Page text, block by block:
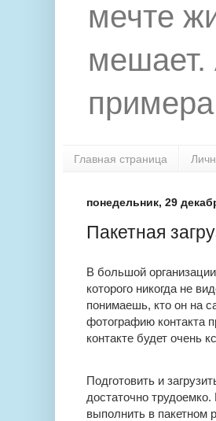
мечте
мешает.
Главная страница
понедельник, 29
Пакетная
В большой
которого никогда не
понимаешь, кто он на
фотографию контакта
контакте будет очень
Подготовить и
достаточно
выполнить в пакетном